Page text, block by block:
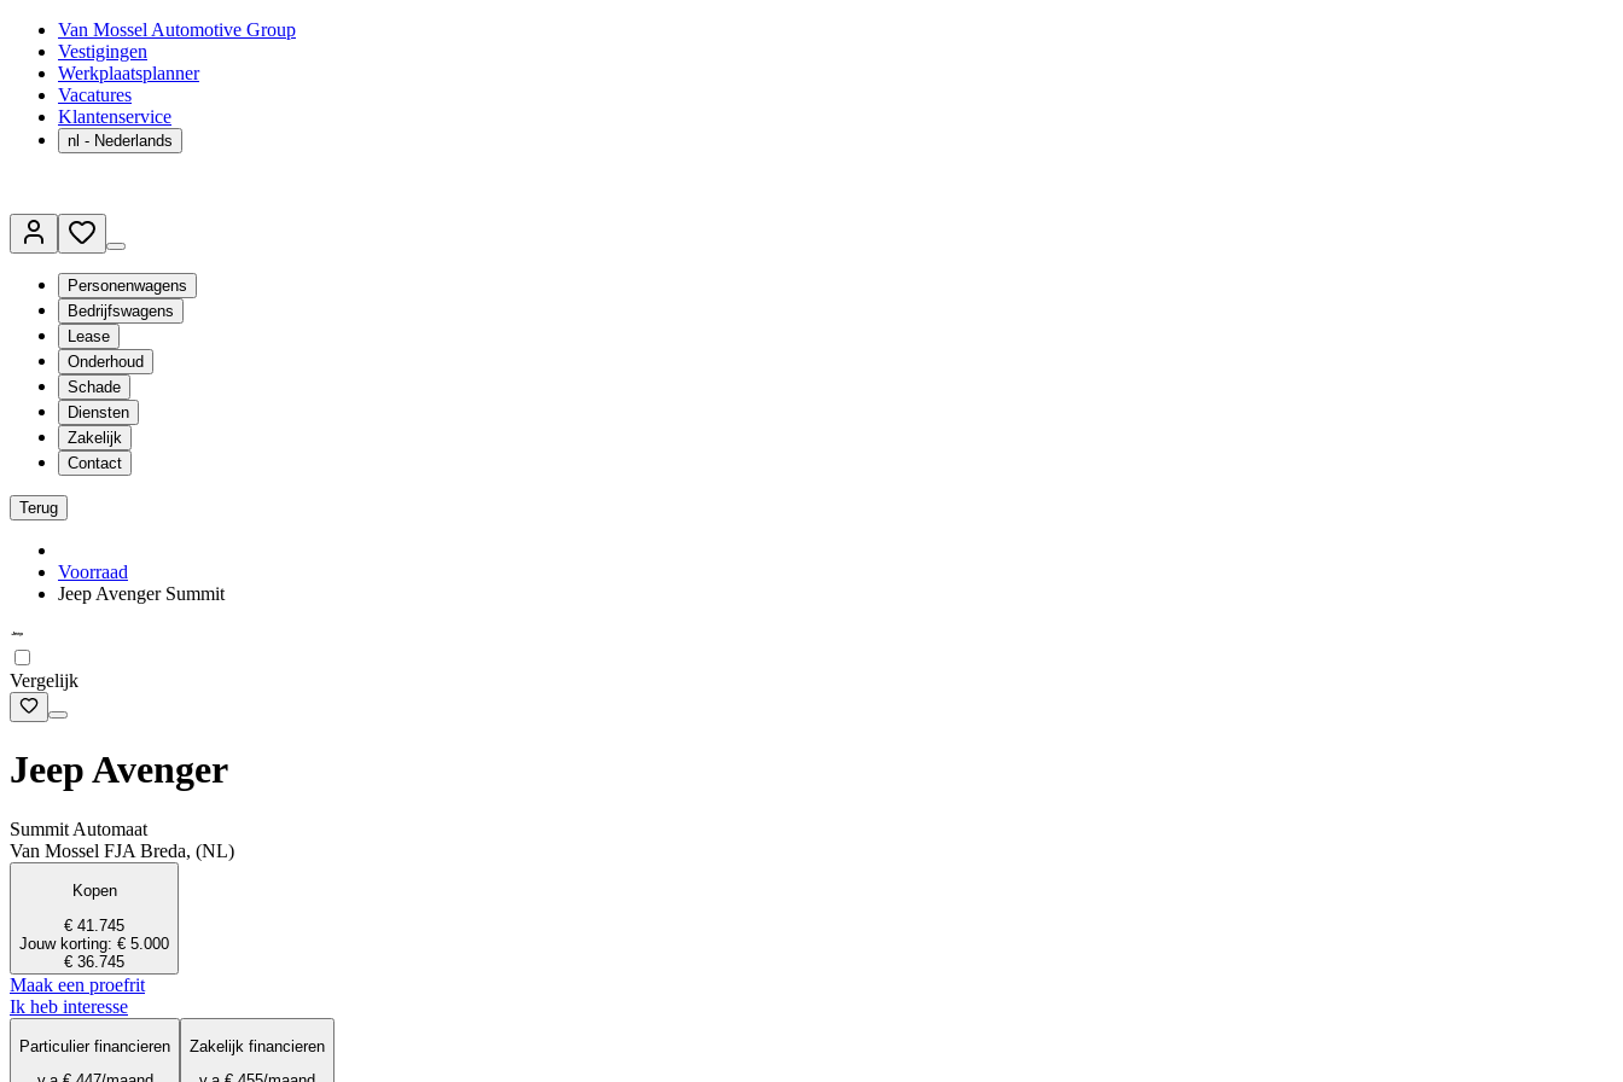
Van Mossel Automotive Group
Vestigingen
Werkplaatsplanner
Vacatures
Klantenservice
nl - Nederlands
Personenwagens
Bedrijfswagens
Lease
Onderhoud
Schade
Diensten
Zakelijk
Contact
Terug
Voorraad
Jeep Avenger Summit
Vergelijk
Jeep Avenger
Summit Automaat
Van Mossel FJA Breda, (NL)
Kopen
€ 41.745
Jouw korting: € 5.000
€ 36.745
Maak een proefrit
Ik heb interesse
Particulier financieren
Zakelijk financieren